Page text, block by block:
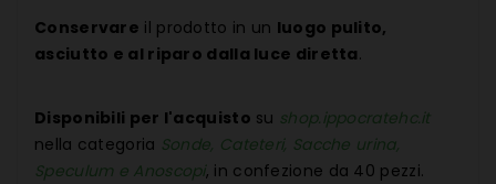
Conservare il prodotto in un luogo pulito,
asciutto e al riparo dalla luce diretta.
Disponibili per l'acquisto su shop.ippocratehc.it
nella categoria Sonde, Cateteri, Sacche urina,
Speculum e Anoscopi, in confezione da 40 pezzi.